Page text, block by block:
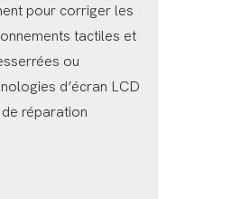
pour corriger les
tactiles et
ou
d’écran LCD
réparation